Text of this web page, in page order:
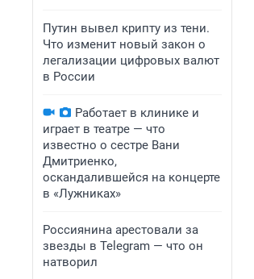
Путин вывел крипту из тени.
Что изменит новый закон о
легализации цифровых валют
в России
Работает в клинике и
играет в театре — что
известно о сестре Вани
Дмитриенко,
оскандалившейся на концерте
в «Лужниках»
Россиянина арестовали за
звезды в Telegram — что он
натворил